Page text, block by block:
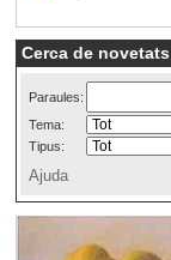
Cerca de novetats
Paraules:
Tema:
Tipus:
Ajuda